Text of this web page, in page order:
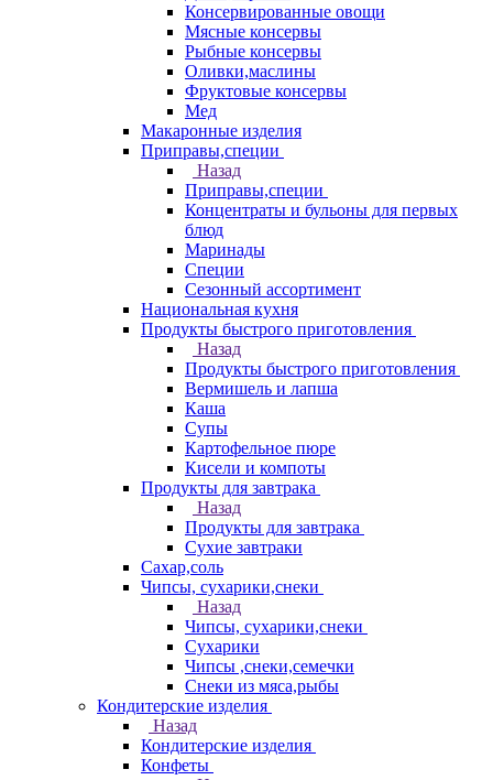
Консервированные овощи
Мясные консервы
Рыбные консервы
Оливки,маслины
Фруктовые консервы
Мед
Макаронные изделия
Приправы,специи
Назад
Приправы,специи
Концентраты и бульоны для первых
блюд
Маринады
Специи
Сезонный ассортимент
Национальная кухня
Продукты быстрого приготовления
Назад
Продукты быстрого приготовления
Вермишель и лапша
Каша
Супы
Картофельное пюре
Кисели и компоты
Продукты для завтрака
Назад
Продукты для завтрака
Сухие завтраки
Сахар,соль
Чипсы, сухарики,снеки
Назад
Чипсы, сухарики,снеки
Сухарики
Чипсы ,снеки,семечки
Снеки из мяса,рыбы
Кондитерские изделия
Назад
Кондитерские изделия
Конфеты